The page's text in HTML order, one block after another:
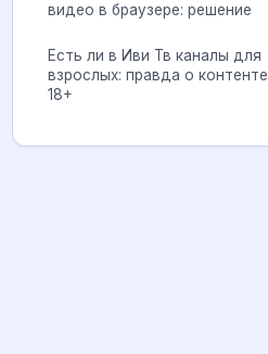
видео в браузере: решение
Есть ли в Иви Тв каналы для
взрослых: правда о контенте
18+